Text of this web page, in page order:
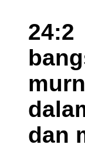
24:2
dan